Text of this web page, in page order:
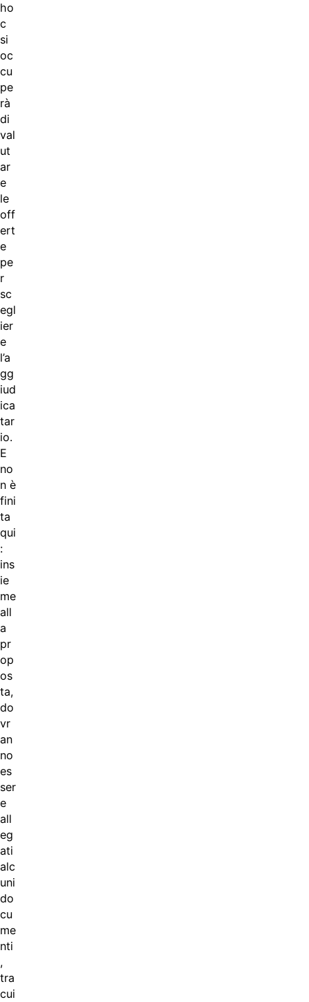
ho
c
si
oc
cu
pe
rà
di
val
ut
ar
e
le
off
ert
e
pe
r
sc
egl
ier
e
l’a
gg
iud
ica
tar
io.
E
no
n è
fini
ta
qui
:
ins
ie
me
all
a
pr
op
os
ta,
do
vr
an
no
es
ser
e
all
eg
ati
alc
uni
do
cu
me
nti
,
tra
cui